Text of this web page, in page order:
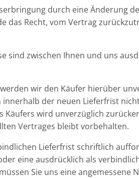
durch eine Änderung
das Recht, vom Vertrag
sind zwischen Ihnen und uns
wir den Käufer hierüber
der neuen Lieferfrist
wird unverzüglich
Vertrages bleibt vorbehalten.
Lieferfrist schriftlich
eine ausdrücklich als
Sie uns eine angemessene